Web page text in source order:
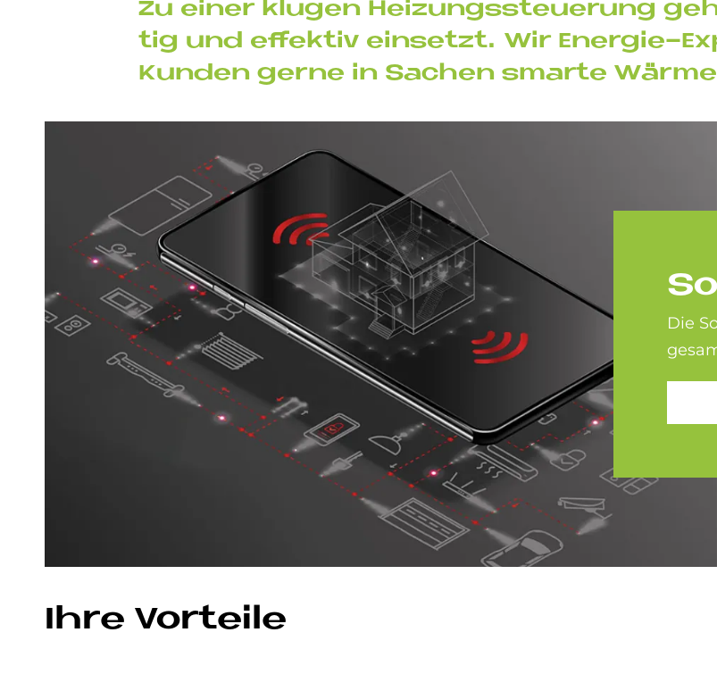
Zu ei­ner klu­gen Hei­zungs­steue­rung
tig und ef­fek­tiv ein­set­zt. Wir En­er­gie-
Kun­den ger­ne in Sa­chen smar­te
Die
Ihre Vor­teile